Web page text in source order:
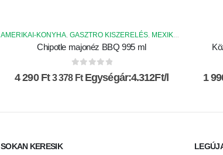
AMERIKAI-KONYHA GASZTRO KISZERELÉS MEXIKÓI KONYHA ALAPANYAGOK
Chipotle majonéz BBQ 995 ml
4 290 Ft 3 378 Ft Egységár:4.312Ft/l 1
SOKAN KERESIK